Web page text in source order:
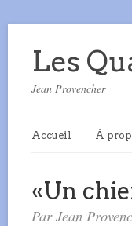
Les
Jean Provencher
Accueil À
«Un
Par Jean